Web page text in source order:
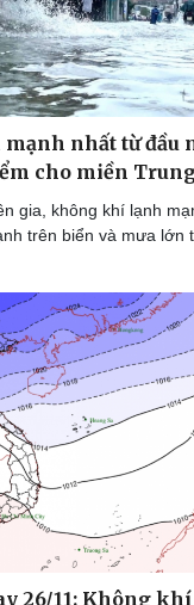
Podcast
Câu
Đọc truyện
Hạt giống
nhất từ đầu
cho miền
gia, không khí lạnh
trên biển và mưa lớn
26/11: Không